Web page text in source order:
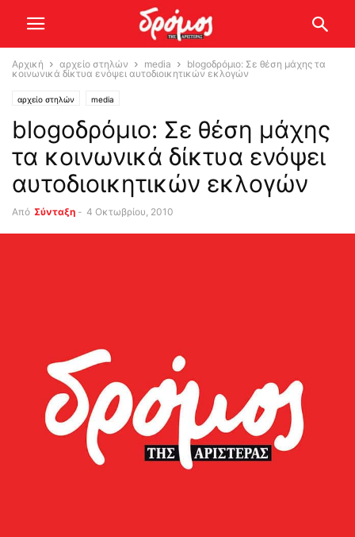
Αρχική αρχείο στηλών media
blogoδρόμιο: Σε θέση μάχης τα
κοινωνικά δίκτυα ενόψει αυτοδιοικητικών εκλογών
αρχείο στηλών media
blogoδρόμιο: Σε θέση μάχης
τα κοινωνικά δίκτυα ενόψει
αυτοδιοικητικών εκλογών
Από Σύνταξη - 4 Οκτωβρίου, 2010